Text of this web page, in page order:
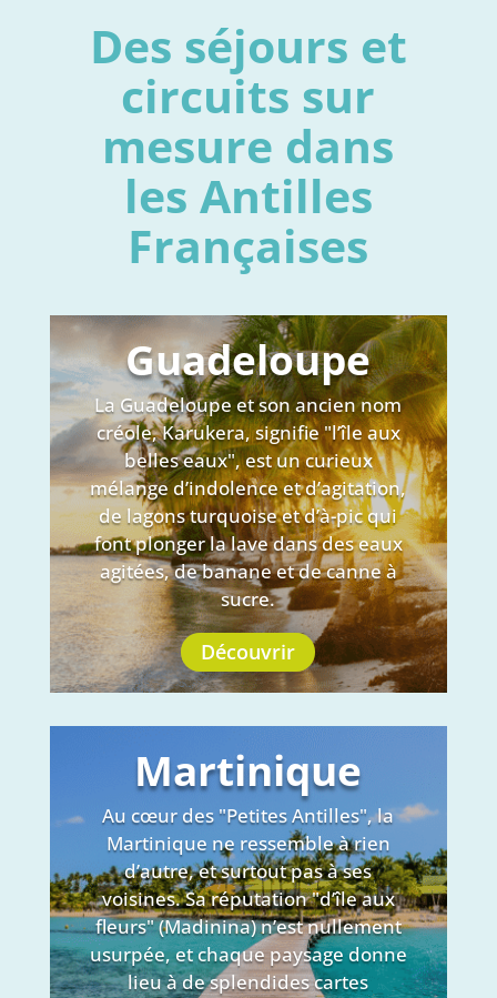
Des séjours et
circuits sur
mesure dans
les Antilles
Françaises
Guadeloupe
La Guadeloupe et son ancien nom
créole, Karukera, signifie "l’île aux
belles eaux", est un curieux
mélange d’indolence et d’agitation,
de lagons turquoise et d’à-pic qui
font plonger la lave dans des eaux
agitées, de banane et de canne à
sucre.
Découvrir
Martinique
Au cœur des "Petites Antilles", la
Martinique ne ressemble à rien
d’autre, et surtout pas à ses
voisines. Sa réputation "d’île aux
fleurs" (Madinina) n’est nullement
usurpée, et chaque paysage donne
lieu à de splendides cartes